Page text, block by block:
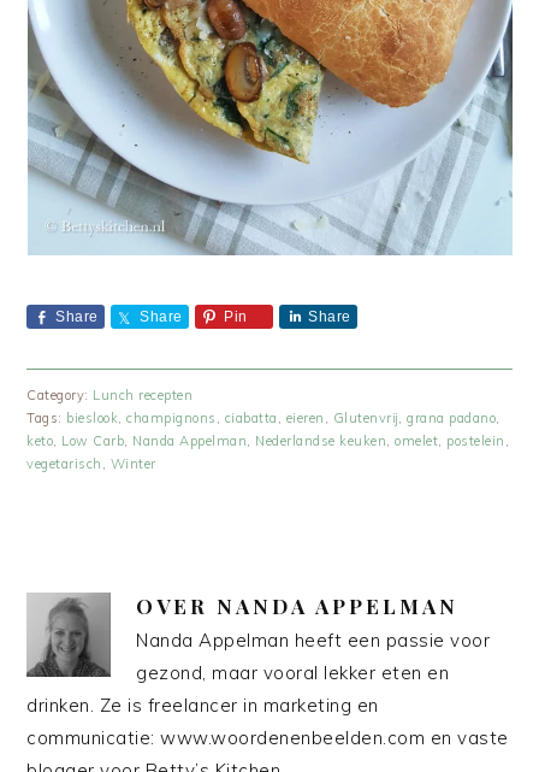
Share Share Pin Share
Category: Lunch recepten
Tags: bieslook,champignons , ciabatta , eieren , Glutenvrij,grana padano,
keto, Low Carb, Nanda Appelman, Nederlandse keuken,omelet, postelein ,
vegetarisch , Winter
OVER NANDA APPELMAN
Nanda Appelman heeft een passie voor
gezond, maar vooral lekker eten en
drinken. Ze is freelancer in marketing en
communicatie: www.woordenenbeelden.com en vaste